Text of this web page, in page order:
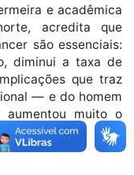
e acadêmica
acredita que
são essenciais:
diminui a taxa de
que traz
— e do homem
muito o